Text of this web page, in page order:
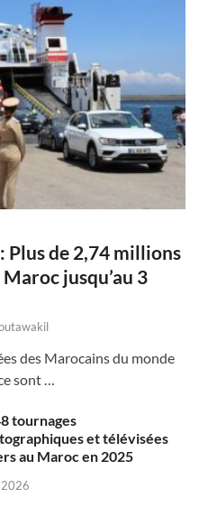
de 2,74 millions
jusqu’au 3
des Marocains du monde
sont …
tournages
et télévisées
au Maroc en 2025